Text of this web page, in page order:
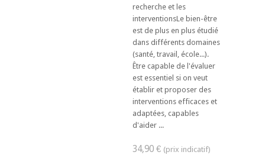
recherche et les
interventionsLe bien-être
est de plus en plus étudié
dans différents domaines
(santé, travail, école...).
Être capable de l'évaluer
est essentiel si on veut
établir et proposer des
interventions efficaces et
adaptées, capables
d'aider ...
34,90 €